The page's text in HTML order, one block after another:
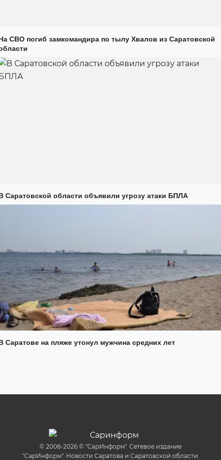
СВО погиб замкомандира по тылу Хвалов из Саратовской
Саратовской области объявили угрозу атаки БПЛА
Саратове на пляже утонул мужчина средних лет
© 2006-2026 © "СарИнформ". Сетевое издание
"СарИнформ". Новости Саратова и Саратовской области.